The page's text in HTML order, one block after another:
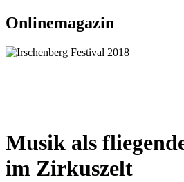
Onlinemagazin
Musik als
im Zirkuszelt